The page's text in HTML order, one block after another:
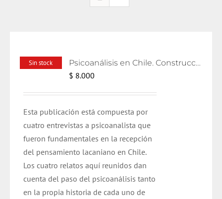
Sin stock Psicoanálisis en Chile. Construcciones y relatos
$ 8.000
Esta publicación está compuesta por
cuatro entrevistas a psicoanalista que
fueron fundamentales en la recepción
del pensamiento lacaniano en Chile.
Los cuatro relatos aquí reunidos dan
cuenta del paso del psicoanálisis tanto
en la propia historia de cada uno de